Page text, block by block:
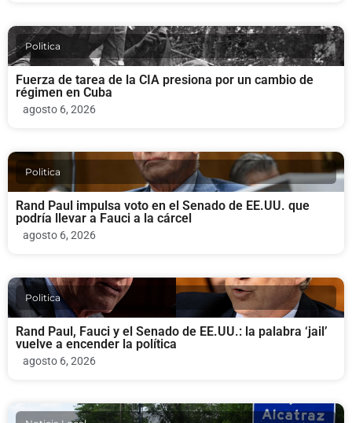
Politica
Fuerza de tarea de la CIA presiona por un cambio de
régimen en Cuba
agosto 6, 2026
Politica
Rand Paul impulsa voto en el Senado de EE.UU. que
podría llevar a Fauci a la cárcel
agosto 6, 2026
Politica
Rand Paul, Fauci y el Senado de EE.UU.: la palabra ‘jail’
vuelve a encender la política
agosto 6, 2026